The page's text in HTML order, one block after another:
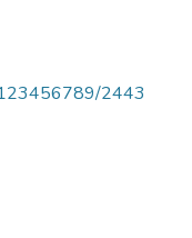
123456789/2443